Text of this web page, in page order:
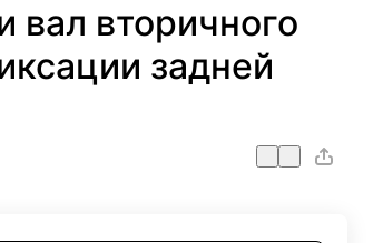
вал вторичного
задней